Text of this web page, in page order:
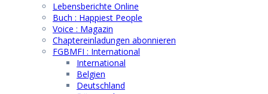
Lebensberichte Online
Buch : Happiest People
Voice : Magazin
Chaptereinladungen abonnieren
FGBMFI : International
International
Belgien
Deutschland